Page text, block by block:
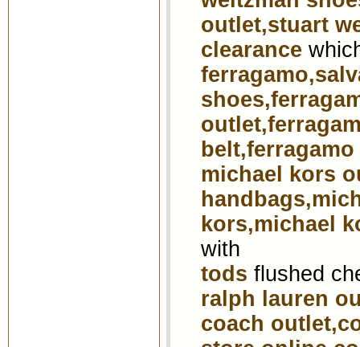
outlet,stuart
clearance
michael kors
kors,michael
with
tods flushed
ralph lauren
coach